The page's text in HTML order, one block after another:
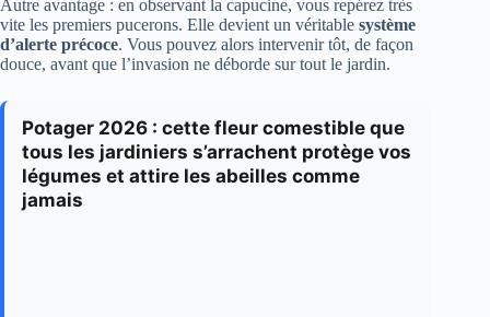
Autre avantage : en observant la capucine, vous repérez très
vite les premiers pucerons. Elle devient un véritable système
d’alerte précoce. Vous pouvez alors intervenir tôt, de façon
douce, avant que l’invasion ne déborde sur tout le jardin.
Potager 2026 : cette fleur comestible que
tous les jardiniers s’arrachent protège vos
légumes et attire les abeilles comme
jamais